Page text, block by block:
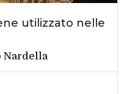
utilizzato nelle
Nardella